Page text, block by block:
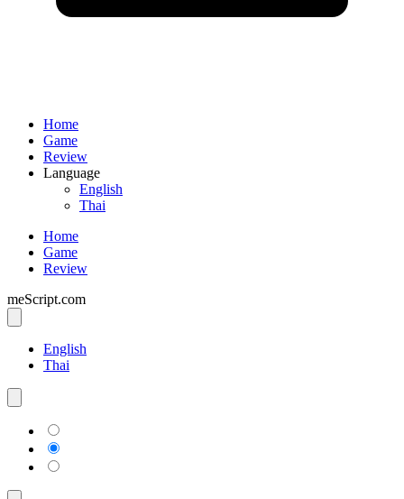
Home
Game
Review
Language
English
Thai
Home
Game
Review
meScript.com
English
Thai